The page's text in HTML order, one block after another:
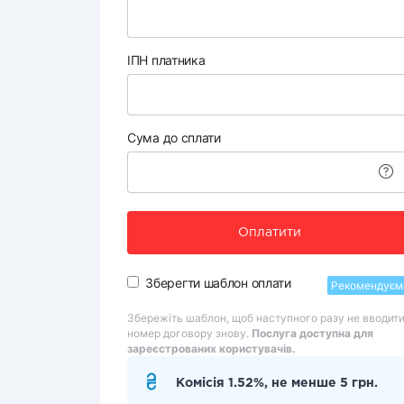
ІПН платника
Сума до сплати
Оплатити
Зберегти шаблон оплати
Збережіть шаблон, щоб наступного разу не вводити
номер договору знову. Послуга доступна для
зареєстрованих користувачів.
Комісія 1.52%, не менше 5 грн.